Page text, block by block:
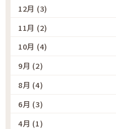
12月 (3)
11月 (2)
10月 (4)
9月 (2)
8月 (4)
6月 (3)
4月 (1)